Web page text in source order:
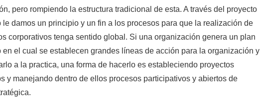
pero rompiendo la estructura tradicional de esta. A través del proyecto
le damos un principio y un fin a los procesos para que la realización de
corporativos tenga sentido global. Si una organización genera un plan
en el cual se establecen grandes líneas de acción para la organización y
a la practica, una forma de hacerlo es estableciendo proyectos
y manejando dentro de ellos procesos participativos y abiertos de